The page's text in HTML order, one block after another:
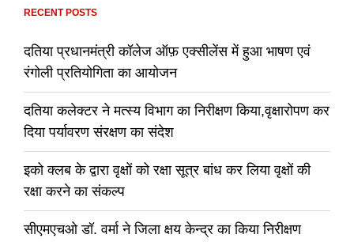
RECENT POSTS
दतिया प्रधानमंत्री कॉलेज ऑफ़ एक्सीलेंस में हुआ भाषण एवं
रंगोली प्रतियोगिता का आयोजन
दतिया कलेक्टर ने मत्स्य विभाग का निरीक्षण किया,वृक्षारोपण कर
दिया पर्यावरण संरक्षण का संदेश
इको क्लब के द्वारा वृक्षों को रक्षा सूत्र बांध कर लिया वृक्षों की
रक्षा करने का संकल्प
सीएमएचओ डॉ. वर्मा ने जिला क्षय केन्द्र का किया निरीक्षण